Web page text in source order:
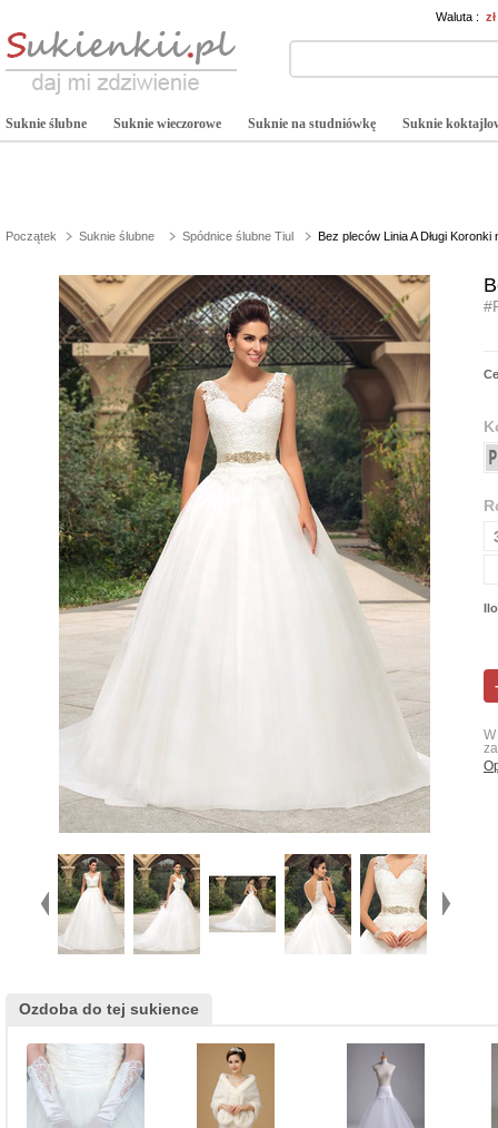
Waluta :
Suknie ślubne Suknie wieczorowe Suknie na studniówkę Suknie
Początek Suknie ślubne Spódnice ślubne Tiul Bez pleców Linia A Długi
Ozdoba do tej sukience